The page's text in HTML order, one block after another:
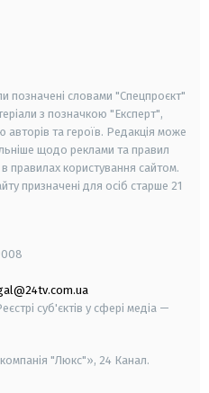
позначені словами "Спецпроєкт"
з позначкою "Експерт",
та героїв. Редакція може
щодо реклами та правил
правилах користування сайтом.
призначені для осіб старше 21
суб'єктів у сфері медіа —
"Люкс"», 24 Канал.